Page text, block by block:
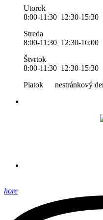
Utorok
8:00-11:30 12:30-15:30
Streda
8:00-11:30 12:30-16:00
Štvrtok
8:00-11:30 12:30-15:30
Piatok
hore